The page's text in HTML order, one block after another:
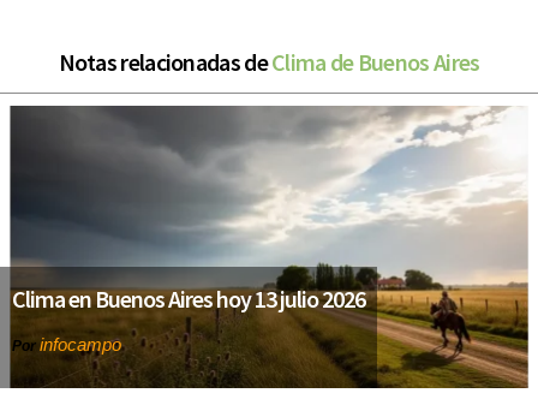
Notas relacionadas deClima de Buenos Aires
Clima en Buenos Aires hoy 13 julio 2026
Por infocampo